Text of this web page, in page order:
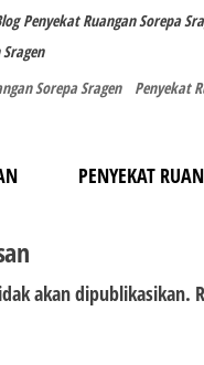
Penyekat Ruangan Sorepa
Sorepa Sragen
Penyekat
PENYEKAT
akan dipublikasikan.